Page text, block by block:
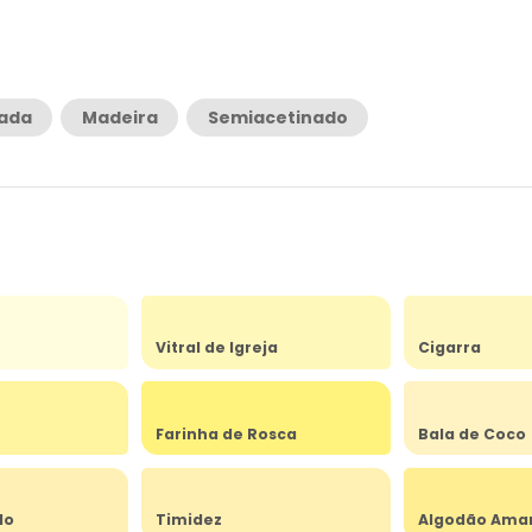
Madeira Semiacetinado
Vitral de Igreja Cigarra
Farinha de Rosca Bala de Coco
Timidez Algodão